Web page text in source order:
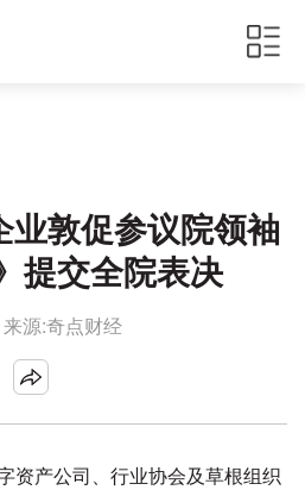
敦促参议院领袖
提交全院表决
来源:奇点财经
资产公司、行业协会及草根组织